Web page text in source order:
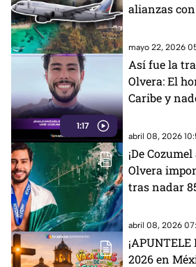
alianzas
mayo 22, 2026
1:17
Así fue la
Olvera: El
Caribe y
abril 08, 2026
¡De
Olvera
tras nadar
abril 08, 2026
2026 en